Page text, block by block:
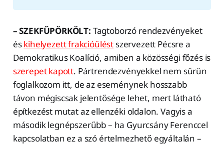
– SZEKFŰPÖRKÖLT: Tagtoborzó rendezvényeket
éskihelyezett frakcióülést szervezett Pécsre a
Demokratikus Koalíció, amiben a közösségi főzés is
szerepet kapott. Pártrendezvényekkel nem sűrűn
foglalkozom itt, de az eseménynek hosszabb
távon mégiscsak jelentősége lehet, mert látható
építkezést mutat az ellenzéki oldalon. Vagyis a
második legnépszerűbb – ha Gyurcsány Ferenccel
kapcsolatban ez a szó értelmezhető egyáltalán –